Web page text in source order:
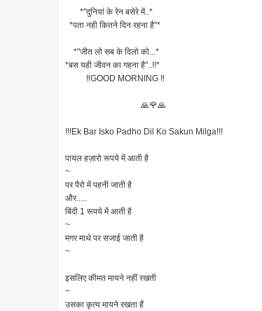
*"दुनियां के रेन बसेरे में..*
*पता नही कितने दिन रहना है"*
*"जीत लो सब के दिलो को...*
*बस यही जीवन का गहना है"..!!*
‼GOOD MORNING ‼
🙏🌹🙏
!!!Ek Bar Isko Padho Dil Ko Sakun Milga!!!
पायल हज़ारो रूपये में आती है
~
पर पैरो में पहनी जाती है
और.....
बिंदी 1 रूपये में आती है
~
मगर माथे पर सजाई जाती है
~
इसलिए कीमत मायने नहीं रखती
~
उसका कृत्य मायने रखता हैं